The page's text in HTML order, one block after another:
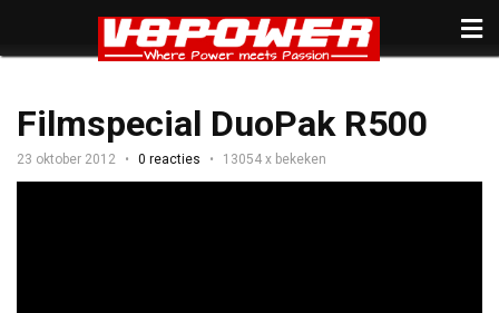
Filmspecial DuoPak R500
23 oktober 2012 0 reacties 13054 x bekeken